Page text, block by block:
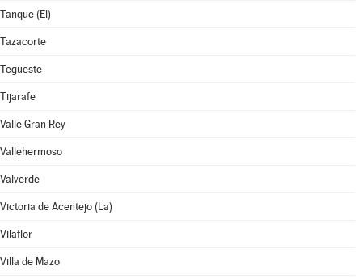
Tanque (El)
Tazacorte
Tegueste
Tijarafe
Valle Gran Rey
Vallehermoso
Valverde
Victoria de Acentejo (La)
Vilaflor
Villa de Mazo